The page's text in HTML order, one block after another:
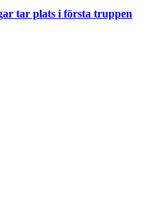
tar plats i första truppen